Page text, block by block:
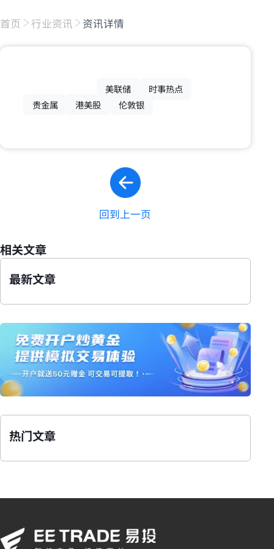
首页 行业资讯 资讯详情
美联储
时事热点
贵金属
港美股 伦敦银
回到上一页
相关文章
最新文章
热门文章